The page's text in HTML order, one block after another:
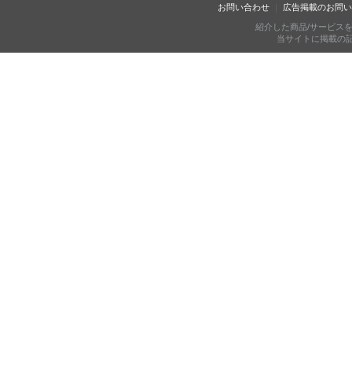
お問い合わせ 広告掲載のお問
紹介した商品/サービス
当サイトに掲載の